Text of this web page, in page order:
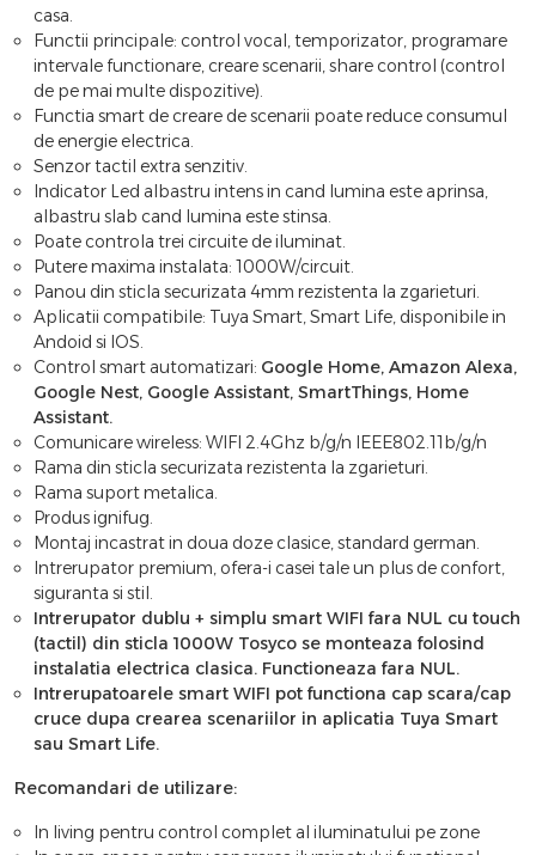
casa.
Functii principale: control vocal, temporizator, programare
intervale functionare, creare scenarii, share control (control
de pe mai multe dispozitive).
Functia smart de creare de scenarii poate reduce consumul
de energie electrica.
Senzor tactil extra senzitiv.
Indicator Led albastru intens in cand lumina este aprinsa,
albastru slab cand lumina este stinsa.
Poate controla trei circuite de iluminat.
Putere maxima instalata: 1000W/circuit.
Panou din sticla securizata 4mm rezistenta la zgarieturi.
Aplicatii compatibile: Tuya Smart, Smart Life, disponibile in
Andoid si IOS.
Control smart automatizari: Google Home, Amazon Alexa,
Google Nest, Google Assistant, SmartThings, Home
Assistant.
Comunicare wireless: WIFI 2.4Ghz b/g/n IEEE802.11b/g/n
Rama din sticla securizata rezistenta la zgarieturi.
Rama suport metalica.
Produs ignifug.
Montaj incastrat in doua doze clasice, standard german.
Intrerupator premium, ofera-i casei tale un plus de confort,
siguranta si stil.
Intrerupator dublu + simplu smart WIFI fara NUL cu touch
(tactil) din sticla 1000W Tosyco se monteaza folosind
instalatia electrica clasica. Functioneaza fara NUL.
Intrerupatoarele smart WIFI pot functiona cap scara/cap
cruce dupa crearea scenariilor in aplicatia Tuya Smart
sau Smart Life.
Recomandari de utilizare:
In living pentru control complet al iluminatului pe zone